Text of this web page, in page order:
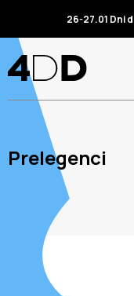
26-27.01 Dni
Prelegenci